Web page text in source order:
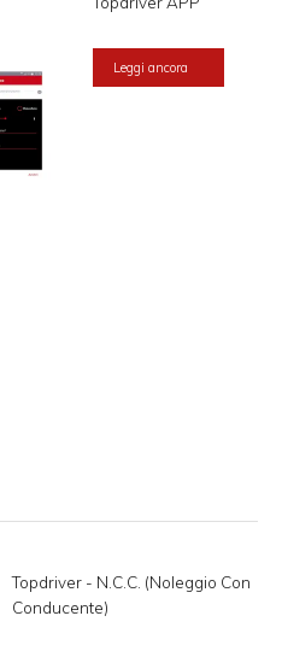
Leggi ancora
Topdriver - N.C.C. (Noleggio Con
Conducente)